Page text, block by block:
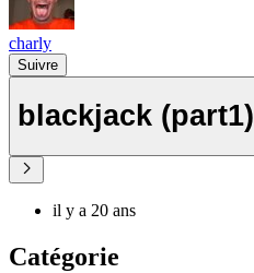
charly
Suivre
blackjack (part1)
il y a 20 ans
Catégorie